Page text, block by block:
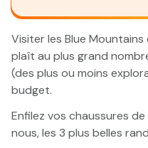
Visiter les Blue
plaît au plus grand
(des plus ou moins
budget.
Enfilez vos chaussures
nous, les 3 plus belles